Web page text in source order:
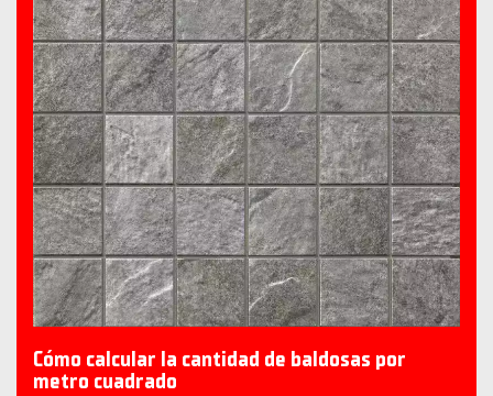
Cómo calcular la cantidad de baldosas por
metro cuadrado